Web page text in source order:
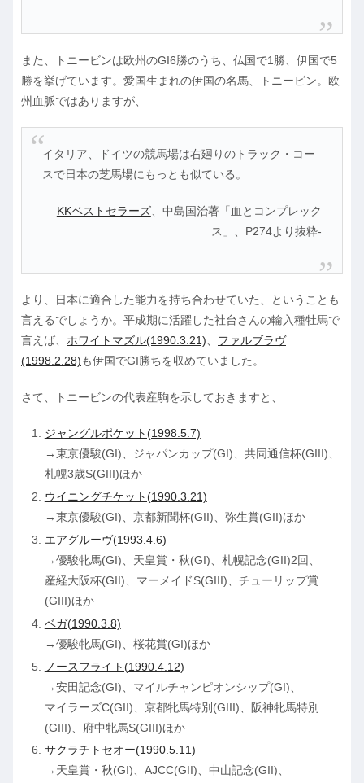
また、トニービンは欧州のGI6勝のうち、仏国で1勝、伊国で5
勝を挙げています。愛国生まれの伊国の名馬、トニービン。欧
州血脈ではありますが、
イタリア、ドイツの競馬場は右廻りのトラック・コー
スで日本の芝馬場にもっとも似ている。
–KKベストセラーズ、中島国治著「血とコンプレック
ス」、P274より抜粋-
より、日本に適合した能力を持ち合わせていた、ということも
言えるでしょうか。平成期に活躍した社台さんの輸入種牡馬で
言えば、 ホワイトマズル(1990.3.21)、 ファルブラヴ
(1998.2.28)も伊国でGI勝ちを収めていました。
さて、トニービンの代表産駒を示しておきますと、
ジャングルポケット(1998.5.7)
→東京優駿(GI)、ジャパンカップ(GI)、共同通信杯(GIII)、
札幌3歳S(GIII)ほか
ウイニングチケット(1990.3.21)
→東京優駿(GI)、京都新聞杯(GII)、弥生賞(GII)ほか
エアグルーヴ(1993.4.6)
→優駿牝馬(GI)、天皇賞・秋(GI)、札幌記念(GII)2回、
産経大阪杯(GII)、マーメイドS(GIII)、チューリップ賞
(GIII)ほか
ベガ(1990.3.8)
→優駿牝馬(GI)、桜花賞(GI)ほか
ノースフライト(1990.4.12)
→安田記念(GI)、マイルチャンピオンシップ(GI)、
マイラーズC(GII)、京都牝馬特別(GIII)、阪神牝馬特別
(GIII)、府中牝馬S(GIII)ほか
サクラチトセオー(1990.5.11)
→天皇賞・秋(GI)、AJCC(GII)、中山記念(GII)、